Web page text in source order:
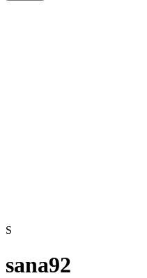
S
sana92